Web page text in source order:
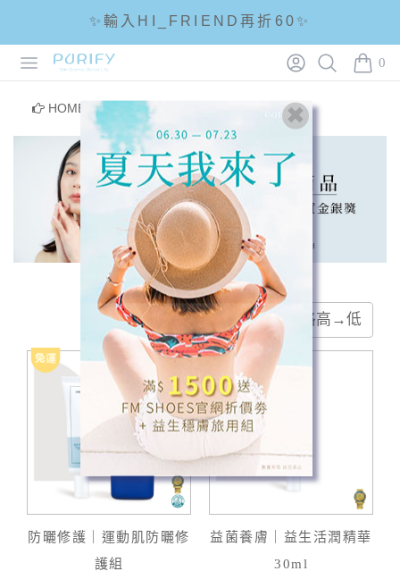
Open menu
PURIFY LoginSearch 0
items
✨輸入HI_FRIEND再折60✨
☘輸入折扣碼 5288滿1288現折88☘
🌟全館滿1200免運🌟
HOME /得獎商品
熱門排序 價格低→高 價格高→低
防曬修護｜運動肌防曬修
護組
益菌養膚｜益生活潤精華
30ml